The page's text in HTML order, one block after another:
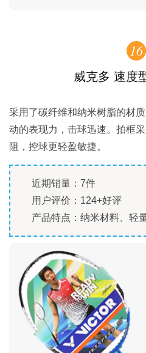
16
威克多 速度
采用了碳纤维和纳米树脂的材
动的表现力，击球迅速。拍框
阻，控球更轻盈敏捷。
近期销量：7件
用户评价：124+好评
产品特点：纳米材料、轻